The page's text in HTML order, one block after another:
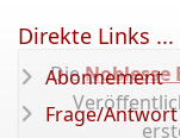
DieNoblesse
Direkte Links ...
Abonnement
Frage/Antwort